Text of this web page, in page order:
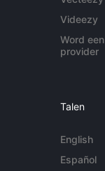
Videezy
Word een
provider
Talen
English
Español